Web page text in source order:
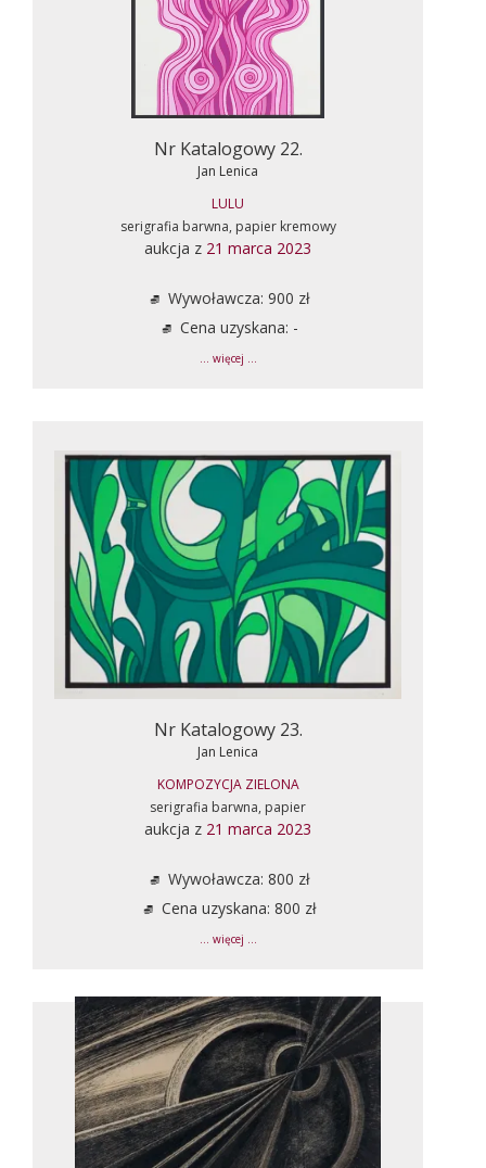
Nr Katalogowy 22.
Jan Lenica
LULU
serigrafia barwna, papier kremowy
aukcja z 21 marca 2023
Wywoławcza: 900 zł
Cena uzyskana: -
... więcej ...
Nr Katalogowy 23.
Jan Lenica
KOMPOZYCJA ZIELONA
serigrafia barwna, papier
aukcja z 21 marca 2023
Wywoławcza: 800 zł
Cena uzyskana: 800 zł
... więcej ...